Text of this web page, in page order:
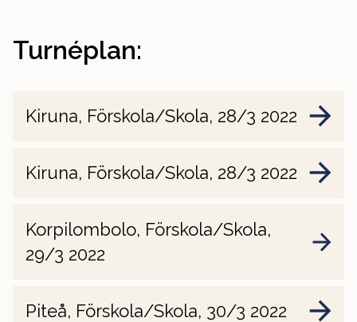
Turnéplan:
Kiruna, Förskola/Skola, 28/3 2022
Kiruna, Förskola/Skola, 28/3 2022
Korpilombolo, Förskola/Skola,
29/3 2022
Piteå, Förskola/Skola, 30/3 2022